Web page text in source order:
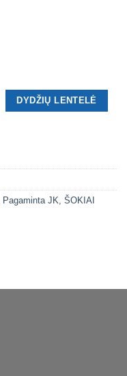
DYDŽIŲ LENTELĖ
Pagaminta JK, ŠOKIAI